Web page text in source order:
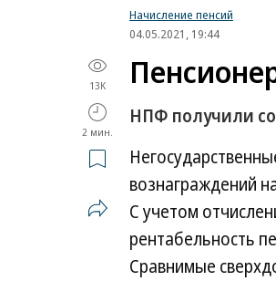
Начисление пенсий
04.05.2021, 19:44
13K
2 мин.
НПФ получили со
вознаграждений
С учетом
рентабельность
Сравнимые